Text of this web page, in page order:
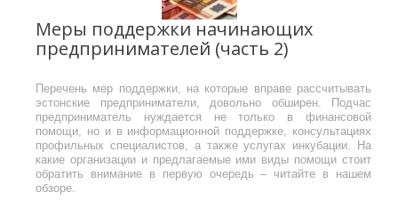
Меры поддержки начинающих
предпринимателей (часть 2)
Перечень мер поддержки, на которые вправе рассчитывать
эстонские предприниматели, довольно обширен. Подчас
предприниматель нуждается не только в финансовой
помощи, но и в информационной поддержке, консультациях
профильных специалистов, а также услугах инкубации. На
какие организации и предлагаемые ими виды помощи стоит
обратить внимание в первую очередь – читайте в нашем
обзоре.